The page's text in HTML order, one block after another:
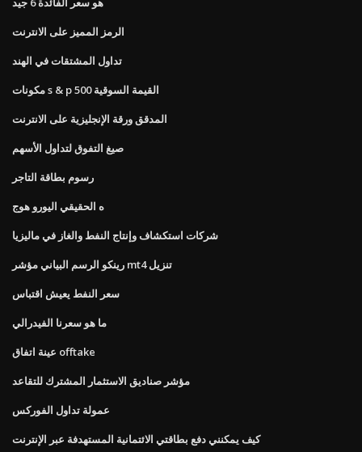
الرمز المميز على الانترنت
تداول المشتقات في الهند
مكونات s & p 500 القيمة السوقية
المدقق ورقة الإنجليزية على الانترنت
صيغ التفوق لتداول الأسهم
رسوم بطاقة التاجر
ه الحقيقي اليورو هوج
شركات استكشاف وإنتاج النفط والغاز في ماليزيا
رينكو الرسم البياني مؤشر mt4 تنزيل
سعر النفط يعيش اقتباس
ما هو سعرنا الفيدرالي
عينة اتفاق offtake
مؤشر صناديق الاستثمار المشترك للتقاعد
عمولة تداول الفوركس
كيف يمكنني دفع بطاقتي الائتمانية المستهدفة عبر الإنترنت